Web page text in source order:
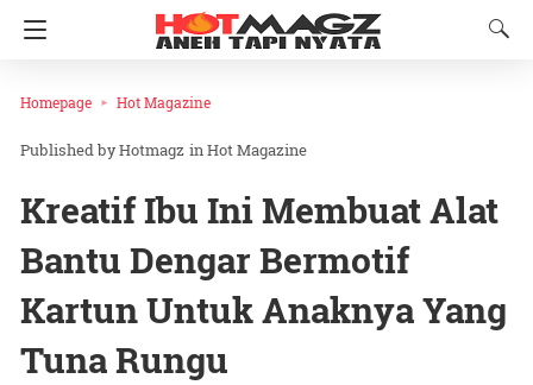
Homepage Hot Magazine
Hotmagz inHot Magazine
Kreatif Ibu Ini Membuat Alat
Bantu Dengar Bermotif
Kartun Untuk Anaknya Yang
Tuna Rungu